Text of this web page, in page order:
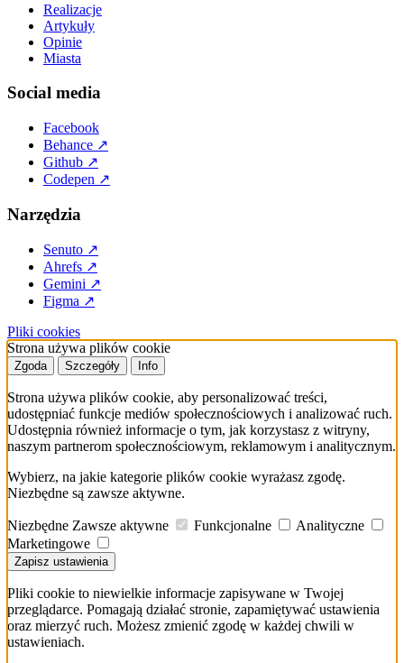
Realizacje
Artykuły
Opinie
Miasta
Social media
Facebook
Behance ↗
Github ↗
Codepen ↗
Narzędzia
Senuto ↗
Ahrefs ↗
Gemini ↗
Figma ↗
Pliki cookies
Strona używa plików cookie
Zgoda Szczegóły Info
Strona używa plików cookie, aby personalizować treści,
udostępniać funkcje mediów społecznościowych i analizować ruch.
Udostępnia również informacje o tym, jak korzystasz z witryny,
naszym partnerom społecznościowym, reklamowym i analitycznym.
Wybierz, na jakie kategorie plików cookie wyrażasz zgodę.
Niezbędne są zawsze aktywne.
Niezbędne Zawsze aktywne Funkcjonalne
Analityczne
Marketingowe
Zapisz ustawienia
Pliki cookie to niewielkie informacje zapisywane w Twojej
przeglądarce. Pomagają działać stronie, zapamiętywać ustawienia
oraz mierzyć ruch. Możesz zmienić zgodę w każdej chwili w
ustawieniach.